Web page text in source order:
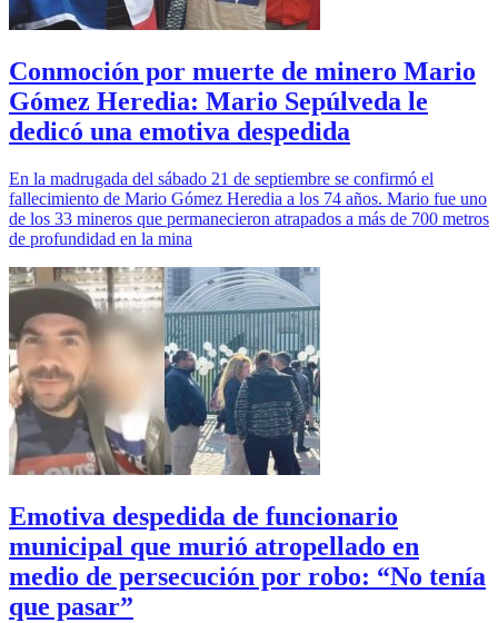
Conmoción por muerte de minero Mario
Gómez Heredia: Mario Sepúlveda le
dedicó una emotiva despedida
En la madrugada del sábado 21 de septiembre se confirmó el
fallecimiento de Mario Gómez Heredia a los 74 años. Mario fue uno
de los 33 mineros que permanecieron atrapados a más de 700 metros
de profundidad en la mina
Emotiva despedida de funcionario
municipal que murió atropellado en
medio de persecución por robo: “No tenía
que pasar”